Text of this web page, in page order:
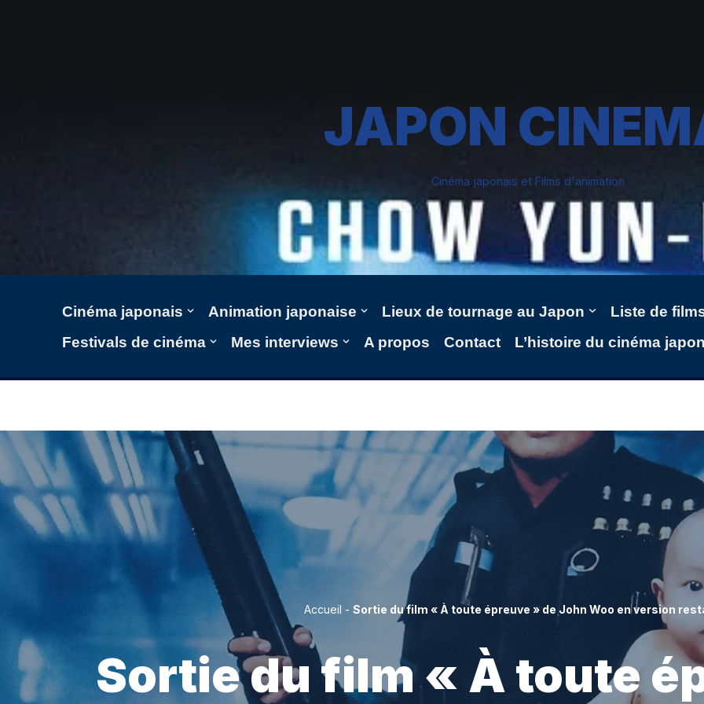
JAPON
Cinéma japonais et Films d'animation
Cinéma japonais Animation japonaise Lieux de tournage au Japon
Liste de
Festivals de cinéma
Mes interviews A propos Contact L’histoire du cinéma
Accueil - Sortie du film « À toute épreuve » de John Woo en version
Sortie du film « À toute